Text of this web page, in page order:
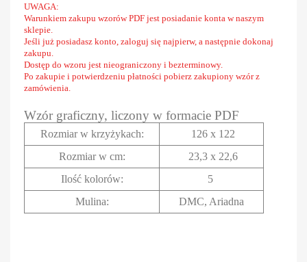
UWAGA:
Warunkiem zakupu wzorów PDF jest posiadanie konta w naszym
sklepie.
Jeśli już posiadasz konto, zaloguj się najpierw, a następnie dokonaj
zakupu.
Dostęp do wzoru jest nieograniczony i bezterminowy.
Po zakupie i potwierdzeniu płatności pobierz zakupiony wzór z
zamówienia.
Wzór graficzny, liczony w formacie PDF
Rozmiar w krzyżykach:
126 x 122
Rozmiar w cm:
23,3 x 22,6
Ilość kolorów:
5
Mulina:
DMC, Ariadna